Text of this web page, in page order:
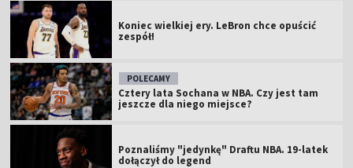
Koniec wielkiej ery. LeBron chce opuścić
zespół!
POLECAMY
Cztery lata Sochana w NBA. Czy jest tam
jeszcze dla niego miejsce?
Poznaliśmy "jedynkę" Draftu NBA. 19-latek
dołączył do legend